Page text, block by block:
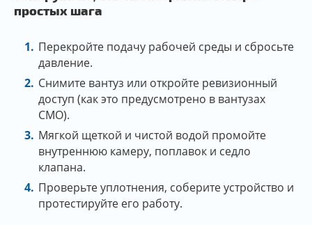
простых шага
Перекройте подачу рабочей среды и сбросьте
давление.
Снимите вантуз или откройте ревизионный
доступ (как это предусмотрено в вантузах
CMO).
Мягкой щеткой и чистой водой промойте
внутреннюю камеру, поплавок и седло
клапана.
Проверьте уплотнения, соберите устройство и
протестируйте его работу.